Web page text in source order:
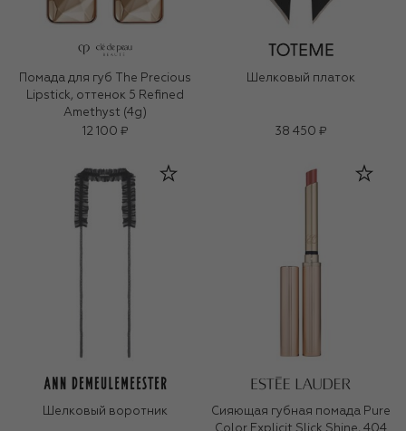
Помада для губ The Precious
Lipstick, оттенок 5 Refined
Amethyst (4g)
12 100 ₽
Шелковый платок
38 450 ₽
Шелковый воротник
Сияющая губная помада Pure
Color Explicit Slick Shine, 404